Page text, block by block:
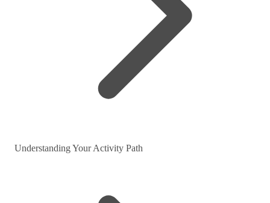
Understanding Your Activity Path